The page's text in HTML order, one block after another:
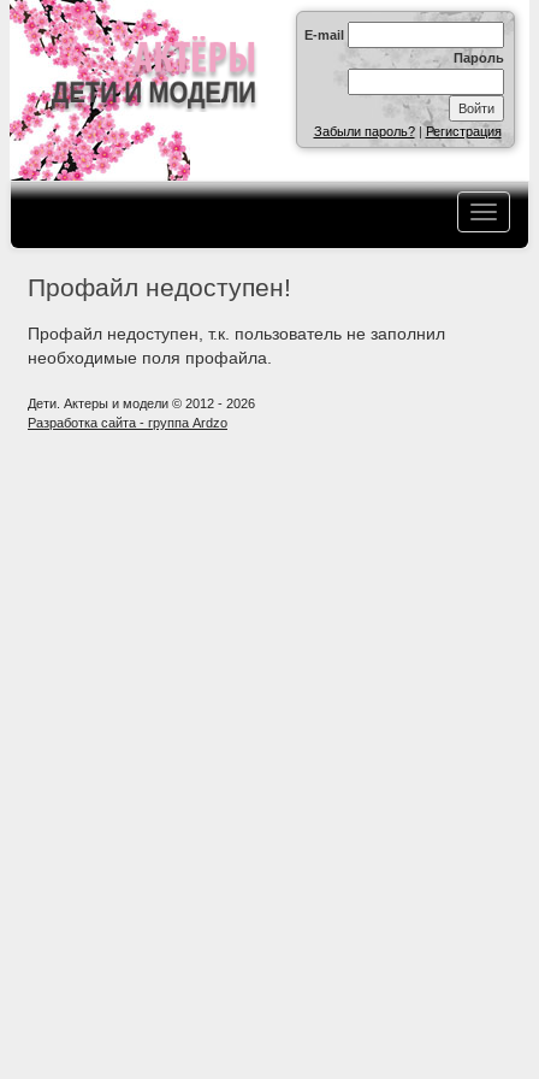
E-mail
Пароль
Забыли пароль?|Регистрация
Профайл недоступен!
Профайл недоступен, т.к. пользователь не заполнил
необходимые поля профайла.
Дети. Актеры и модели © 2012 - 2026
Разработка сайта - группа Ardzo